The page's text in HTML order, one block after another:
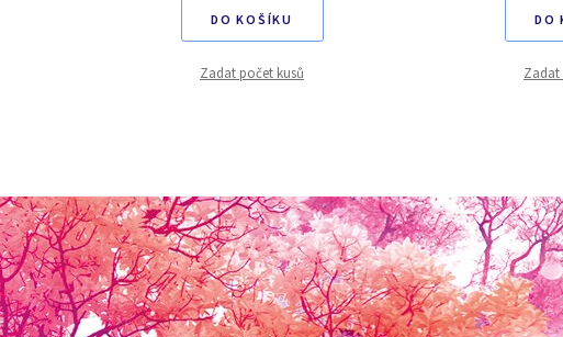
DO KOŠÍKU
Zadat počet kusů
DO
Zadat